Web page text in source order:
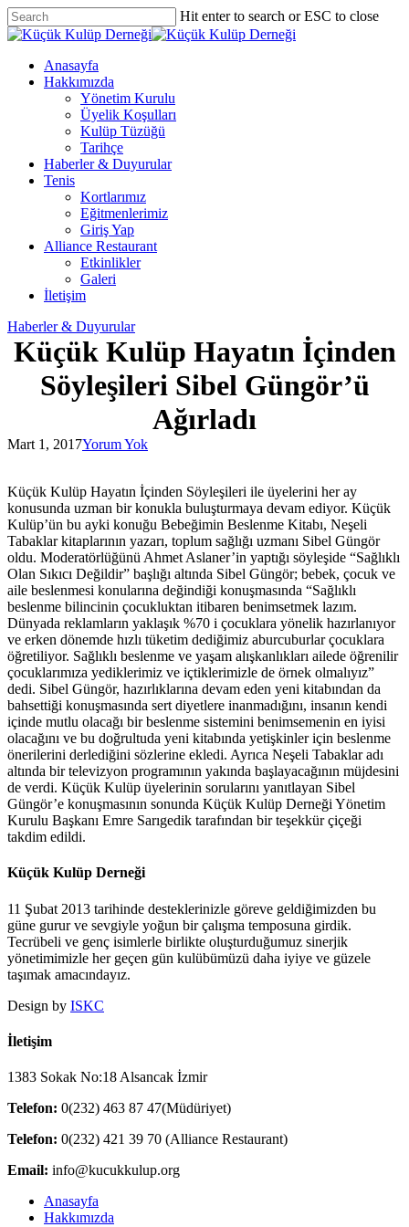
Skip
to
content
Hit enter to search or ESC to close
Close
Menu
Anasayfa
Hakkımızda
Yönetim Kurulu
Üyelik Koşulları
Kulüp Tüzüğü
Tarihçe
Haberler & Duyurular
Tenis
Kortlarımız
Eğitmenlerimiz
Giriş Yap
Alliance Restaurant
Etkinlikler
Galeri
İletişim
Haberler & Duyurular
Küçük Kulüp Hayatın İçinden
Söyleşileri Sibel Güngör’ü
Ağırladı
Mart 1, 2017Yorum Yok
Küçük Kulüp Hayatın İçinden Söyleşileri ile üyelerini her ay
konusunda uzman bir konukla buluşturmaya devam ediyor. Küçük
Kulüp’ün bu ayki konuğu Bebeğimin Beslenme Kitabı, Neşeli
Tabaklar kitaplarının yazarı, toplum sağlığı uzmanı Sibel Güngör
oldu. Moderatörlüğünü Ahmet Aslaner’in yaptığı söyleşide “Sağlıklı
Olan Sıkıcı Değildir” başlığı altında Sibel Güngör; bebek, çocuk ve
aile beslenmesi konularına değindiği konuşmasında “Sağlıklı
beslenme bilincinin çocukluktan itibaren benimsetmek lazım.
Dünyada reklamların yaklaşık %70 i çocuklara yönelik hazırlanıyor
ve erken dönemde hızlı tüketim dediğimiz aburcuburlar çocuklara
öğretiliyor. Sağlıklı beslenme ve yaşam alışkanlıkları ailede öğrenilir
çocuklarımıza yediklerimiz ve içtiklerimizle de örnek olmalıyız”
dedi. Sibel Güngör, hazırlıklarına devam eden yeni kitabından da
bahsettiği konuşmasında sert diyetlere inanmadığını, insanın kendi
içinde mutlu olacağı bir beslenme sistemini benimsemenin en iyisi
olacağını ve bu doğrultuda yeni kitabında yetişkinler için beslenme
önerilerini derlediğini sözlerine ekledi. Ayrıca Neşeli Tabaklar adı
altında bir televizyon programının yakında başlayacağının müjdesini
de verdi. Küçük Kulüp üyelerinin sorularını yanıtlayan Sibel
Güngör’e konuşmasının sonunda Küçük Kulüp Derneği Yönetim
Kurulu Başkanı Emre Sarıgedik tarafından bir teşekkür çiçeği
takdim edildi.
Küçük Kulüp Derneği
11 Şubat 2013 tarihinde desteklerinizle göreve geldiğimizden bu
güne gurur ve sevgiyle yoğun bir çalışma temposuna girdik.
Tecrübeli ve genç isimlerle birlikte oluşturduğumuz sinerjik
yönetimimizle her geçen gün kulübümüzü daha iyiye ve güzele
taşımak amacındayız.
Design by ISKC
İletişim
1383 Sokak No:18 Alsancak İzmir
Telefon: 0(232) 463 87 47(Müdüriyet)
Telefon: 0(232) 421 39 70 (Alliance Restaurant)
Email: info@kucukkulup.org
Close
Menu
Anasayfa
Hakkımızda